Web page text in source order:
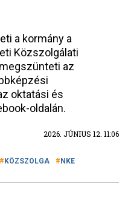
a kormány a
Közszolgálati
az
oktatási és
oldalán.
2026. JÚNIUS 12. 11:06
KÖZSZOLGA NKE